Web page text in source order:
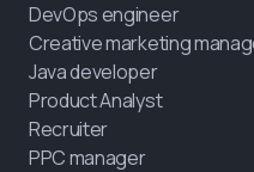
DevOps engineer
Creative marketing
Java developer
Product Analyst
Recruiter
PPC manager